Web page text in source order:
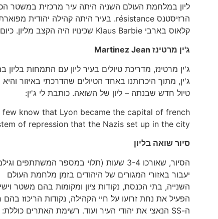
ליון במלחמת העולם השניה היתה עיר מרכזית במשטר
קלאוס בארבי Klaus Barbie שכינויו היה הקצב מליון. כיום חיים בליון כ-40,000 יהודים.
ג'ין מרטינז Martinez Jean
ג'ין מרטינז, מדריכת טיולים בעיר ליון עם התמחות
ג'ין, מתוך היכרותנו באחד הטיולים שהדרכתי באיזור
טיול חדש שבנתה – ליון של השואה. כותבת לי ג'ין:
know that Lyon became the capital of french
of repression that the Nazis set up in the city.
סיור שואה בליון
הסיור, שאורכו 3-4 שעות (תלוי במספר המשתתפים
יעבור באזורי המגורים של היהודים בזמן מלחמת העולם
השנייה, בתי הכנסת, נקודות ציון ומקומות בהם משטר וישי
הפעיל את נחת זרועו על חיי הקהילה, נקודות הריכוז בהם
ה-SS הנאצי את יהודי העיר ועוד. רשימת האתרים כוללת: